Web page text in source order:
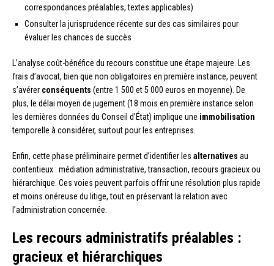
correspondances préalables, textes applicables)
Consulter la jurisprudence récente sur des cas similaires pour
évaluer les chances de succès
L’analyse coût-bénéfice du recours constitue une étape majeure. Les
frais d’avocat, bien que non obligatoires en première instance, peuvent
s’avérer conséquents (entre 1 500 et 5 000 euros en moyenne). De
plus, le délai moyen de jugement (18 mois en première instance selon
les dernières données du Conseil d’État) implique une immobilisation
temporelle à considérer, surtout pour les entreprises.
Enfin, cette phase préliminaire permet d’identifier les alternatives au
contentieux : médiation administrative, transaction, recours gracieux ou
hiérarchique. Ces voies peuvent parfois offrir une résolution plus rapide
et moins onéreuse du litige, tout en préservant la relation avec
l’administration concernée.
Les recours administratifs préalables :
gracieux et hiérarchiques